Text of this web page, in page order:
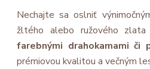
Nechajte sa oslniť
žltého alebo ružového zlata
farebnými drahokamami či
prémiovou kvalitou a večným